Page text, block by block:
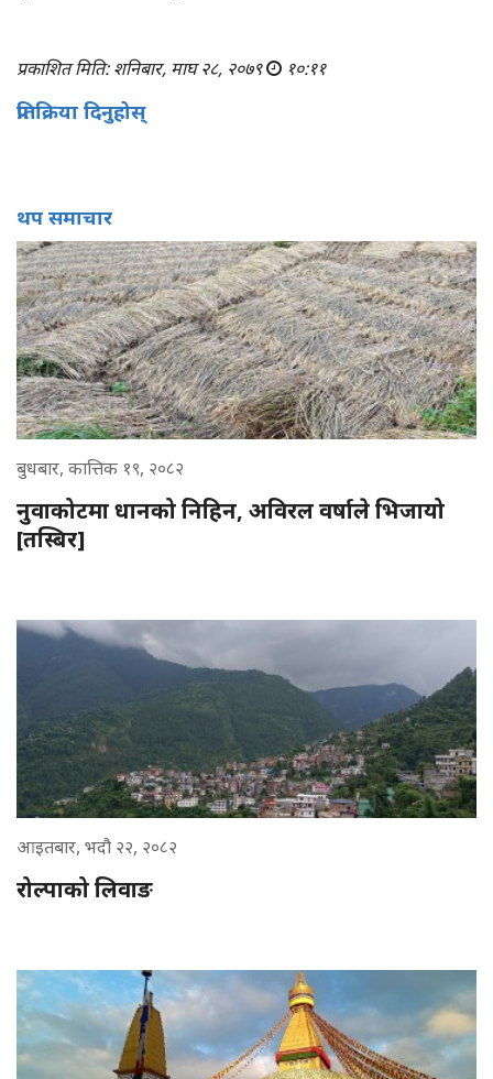
प्रकाशित मिति: शनिबार, माघ २८, २०७९ १०:११
प्रतिक्रिया दिनुहोस्
थप समाचार
बुधबार, कात्तिक १९, २०८२
नुवाकोटमा धानको निहिन, अविरल वर्षाले भिजायो
[तस्बिर]
आइतबार, भदौ २२, २०८२
रोल्पाको लिवाङ